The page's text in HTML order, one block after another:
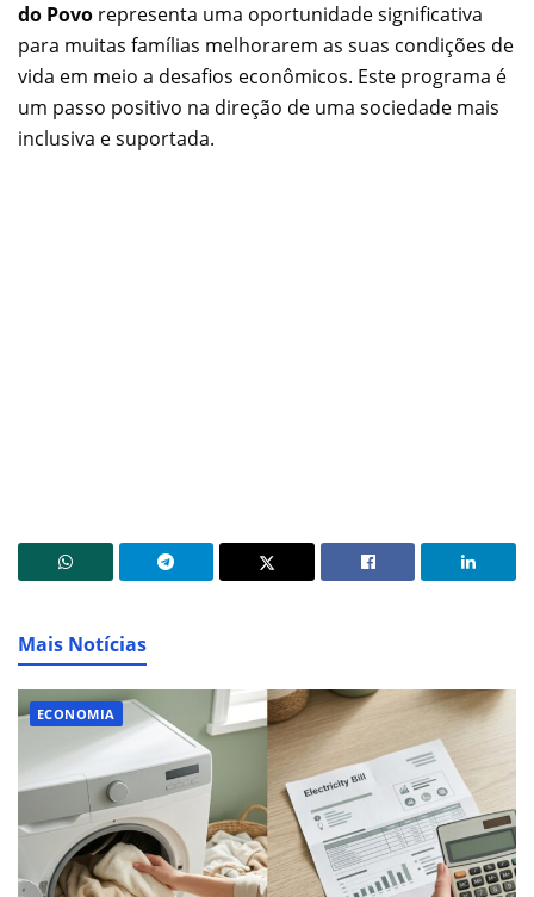
do Povo representa uma oportunidade significativa
para muitas famílias melhorarem as suas condições de
vida em meio a desafios econômicos. Este programa é
um passo positivo na direção de uma sociedade mais
inclusiva e suportada.
Mais Notícias
ECONOMIA